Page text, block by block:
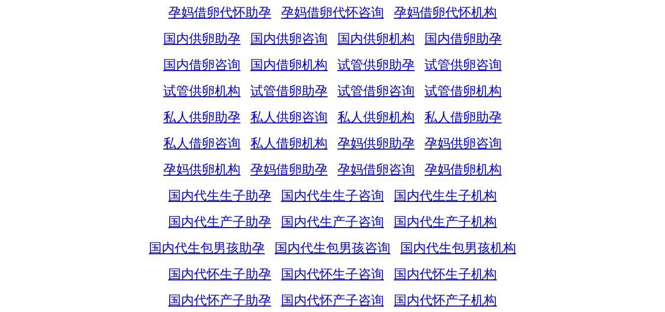
孕妈借卵代怀助孕
孕妈借卵代怀咨询
孕妈借卵代怀机构
国内供卵助孕
国内供卵咨询 国内供卵机构
国内借卵助孕
国内借卵咨询
国内借卵机构 试管供卵助孕
试管供卵咨询
试管供卵机构
试管借卵助孕 试管借卵咨询
试管借卵机构
私人供卵助孕
私人供卵咨询 私人供卵机构
私人借卵助孕
私人借卵咨询
私人借卵机构 孕妈供卵助孕
孕妈供卵咨询
孕妈供卵机构
孕妈借卵助孕 孕妈借卵咨询
孕妈借卵机构
国内代生生子助孕
国内代生生子咨询
国内代生生子机构
国内代生产子助孕
国内代生产子咨询
国内代生产子机构
国内代生包男孩助孕
国内代生包男孩咨询
国内代生包男孩机构
国内代怀生子助孕
国内代怀生子咨询
国内代怀生子机构
国内代怀产子助孕
国内代怀产子咨询
国内代怀产子机构